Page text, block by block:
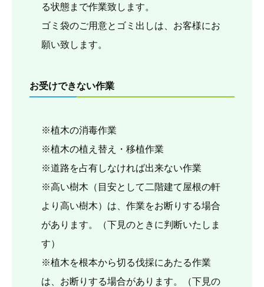
る状態まで作業致します。
ゴミ袋のご用意とゴミ出しは、お客様にお
願い致します。
お受けできない作業
※植木の消毒作業
※植木の植え替え・移植作業
※道路を占有しなければ出来ない作業
※高い樹木（目安として二階建て屋根の軒
より高い樹木）は、作業をお断りする場合
があります。（下見のときに判断いたしま
す）
※植木を根本から切る伐採にあたる作業
は、お断りする場合があります。（下見の